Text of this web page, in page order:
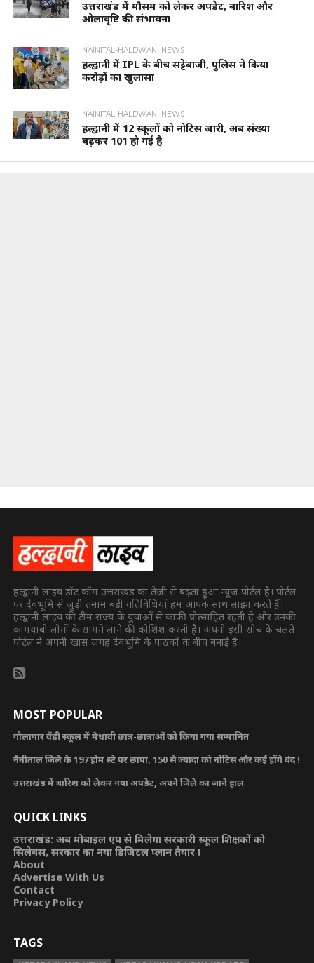
उत्तराखंड में मौसम को लेकर अपडेट, बारिश और
ओलावृष्टि की संभावना
NAINITAL-HALDWANI NEWS
हल्द्वानी में IPL के बीच सट्टेबाजी, पुलिस ने किया
करोड़ों का खुलासा
NAINITAL-HALDWANI NEWS
हल्द्वानी में 12 स्कूलों को नोटिस जारी, अब संख्या
बढ़कर 101 हो गई है
हल्द्वानी लाइव डॉट कॉम उत्तराखंड का तेजी से बढ़ता हुआ न्यूज पोर्टल है। पोर्टल
पर देवभूमि से जुड़ी तमाम बड़ी गतिविधियां हम आपके साथ साझा करते हैं।
हल्द्वानी लाइव की टीम राज्य के युवाओं से काफी प्रोत्साहित रहती है और उनकी
कामयाबी लोगों के सामने लाने की कोशिश करती है। अपनी इसी सोच के चलते
पोर्टल ने अपनी खास जगह देवभूमि के पाठकों के बीच बनाई है।
MOST POPULAR
गौलापार वैंडी स्कूल में मेधावी छात्र-छात्राओं को किया गया सम्मानित
नैनीताल जिले के 197 होम स्टे पर छापा, 150 से ज्यादा को नोटिस और कई होंगे बंद !
उत्तराखंड में बारिश को लेकर नया अपडेट, अपने जिले का जाने हाल
QUICK LINKS
उत्तराखंड: अब मोबाइल एप से मिलेगा सरकारी स्कूल शिक्षकों को
सिलेबस, सरकार का नया डिजिटल प्लान तैयार !
About
Advertise With Us
Contact
Privacy Policy
TAGS